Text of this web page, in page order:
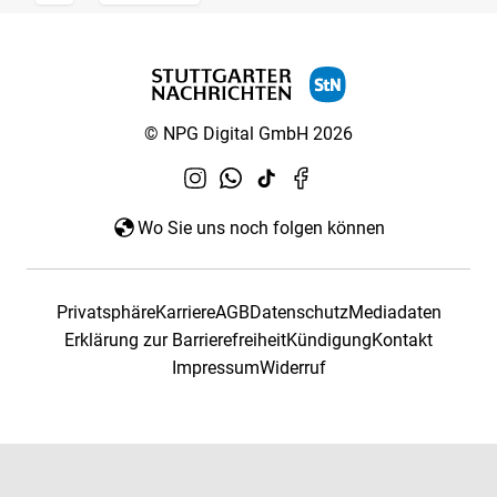
© NPG Digital GmbH 2026
Wo Sie uns noch folgen können
PrivatsphäreKarriereAGBDatenschutzMediadaten
Erklärung zur BarrierefreiheitKündigungKontakt
ImpressumWiderruf